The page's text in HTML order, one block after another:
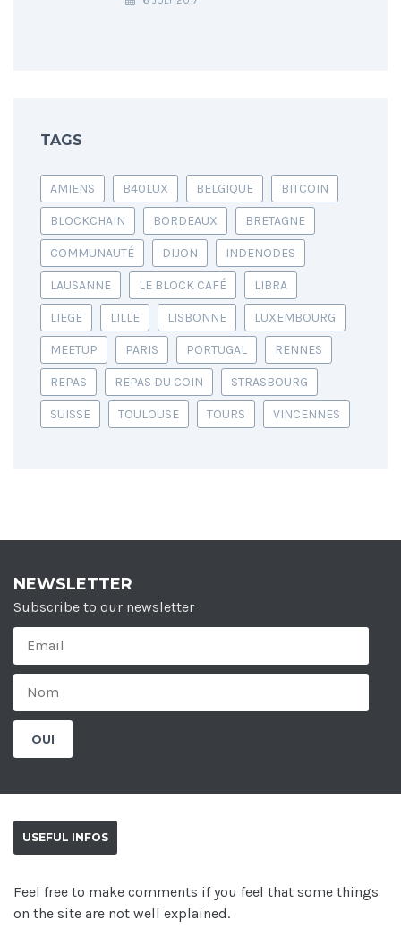
TAGS
AMIENS B40LUX BELGIQUE BITCOIN
BLOCKCHAIN BORDEAUX BRETAGNE
COMMUNAUTÉ DIJON INDENODES
LAUSANNE LE BLOCK CAFÉ LIBRA
LIEGE LILLE LISBONNE LUXEMBOURG
MEETUP PARIS PORTUGAL RENNES
REPAS REPAS DU COIN STRASBOURG
SUISSE TOULOUSE TOURS VINCENNES
NEWSLETTER
Subscribe to our newsletter
USEFUL INFOS
Feel free to make comments if you feel that some things
on the site are not well explained.